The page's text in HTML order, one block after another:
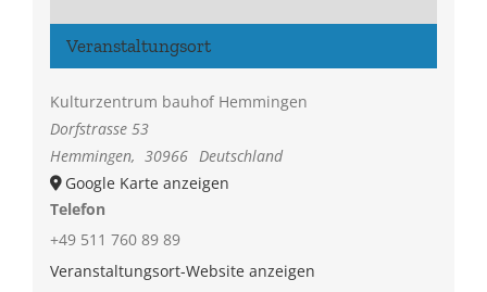
Veranstaltungsort
Kulturzentrum bauhof Hemmingen
Dorfstrasse 53
Hemmingen, 30966 Deutschland
Google Karte anzeigen
Telefon
+49 511 760 89 89
Veranstaltungsort-Website anzeigen